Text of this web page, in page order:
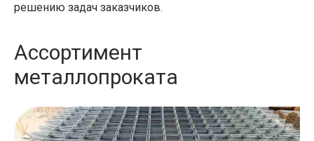
решению задач заказчиков.
Ассортимент
металлопроката